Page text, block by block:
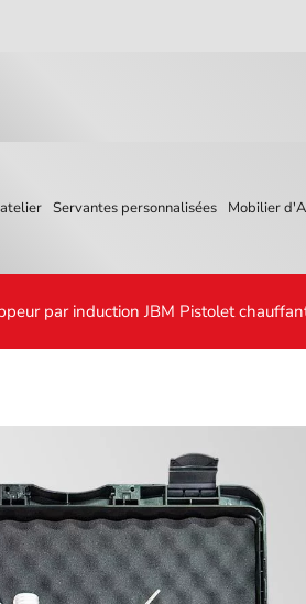
Servantes personnalisées Mobilier
par induction JBM Pistolet